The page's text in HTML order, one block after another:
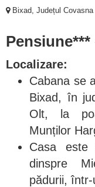
Bixad, Județul Covasna
Pensiune***
Localizare:
Cabana se
Bixad, în
Olt, la
Munților
Casa
dinspre
pădurii,